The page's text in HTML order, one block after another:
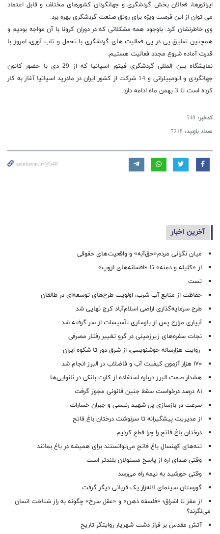
اپراتورها، فعالان بخش گردشگری و جهانگردان کشورهای مختلف و قابل اعتماد
می توان از این فرصت ویژه برای رونق صنعت گردشگری بهره برد.
وی خاطرنشان کرد: باوجود همه مشکلاتی که در دوران کرونا با آن مواجه بودیم و
همچنین تعلیق پی در پی فعالیت های گردشگری با تحمل و تاب آوری، امروز با
قدرت آماده شروع مجدد فعالیت هستیم.
نمایشگاه بین المللی گردشگری فیتور اسپانیا که از 29 دی با حضور کانون
جهانگردی و اتومبیلرانی و 14 شرکت از کشور ایران در مادرید اسپانیا آغاز به کار
کرده است تا 3 بهمن ماه ادامه دارد.
کدخبر: 548
تعداد بازدید: 7218
aeinbavar.ir/@548
آخرین اخبار
میان نگرانی مردم«حق‌آبه» و واقعیت‌های حقوقی
از «کلیله و دمنه» تا «افسانه‌های ازوپ»
تست
حفاظت از منابع آب شرب، اولویت طرح‌های توسعه‌ای در طالقان
طرح سرمایه‌گذاری اراضی اسلام‌آباد کرج نهایی شد
آبیاری مزارع پس از بازسازی تأسیسات از سر گرفته شد
نجات سفره‌های زیرزمینی در گرو تغییر رفتار مصرفی
روایت هزارساله خوشنویسی، از شرق دور تا شکوه ایران
۱۷۰ هزار آزمون کیفیت آب و فاضلاب در البرز انجام شد
هشدار صمت البرز درباره استفاده از کارت بانکی در نانوایی‌ها
۸۱ درصد درخواست‌ سقط جنین قانونی مجوز گرفت
سرعت در بازسازی پل شهید رئیسی و جبران خسارات
از مدیریت پیشگیرانه تا سرنوشت درختان باغ فاتح
درختان باغ فاتح را چرا قطع کردیم
تنه‌های کهنسال باغ فاتح می‌توانستند برای همیشه در باغ بمانند
وقتی صدای اره از پاسخ مسئولان بلندتر است
وقتی خورشید به نیمه راه می‌رسد
گورستان سینمای لاله‌زار یک قربانی دیگر گرفت
از مغز تا اشراق؛ «فلسفه ذهن» و «عقل سرخ» چگونه به راز شناخت انسان
می‌نگرند؟
آتش مقدس بر فراز دشت شهریار روایتگر تاریخ